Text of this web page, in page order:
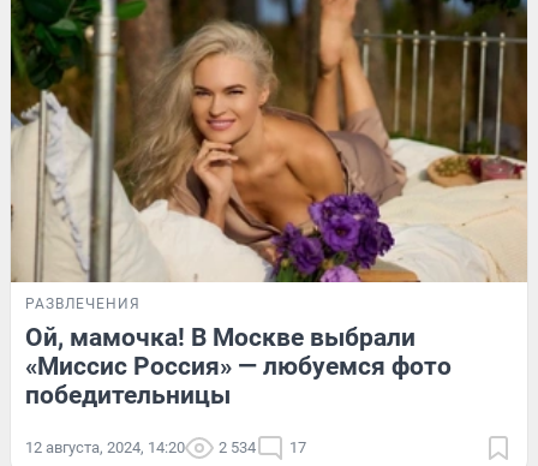
РАЗВЛЕЧЕНИЯ
Ой, мамочка! В Москве выбрали
«Миссис Россия» — любуемся фото
победительницы
12 августа, 2024, 14:20 2 534 17